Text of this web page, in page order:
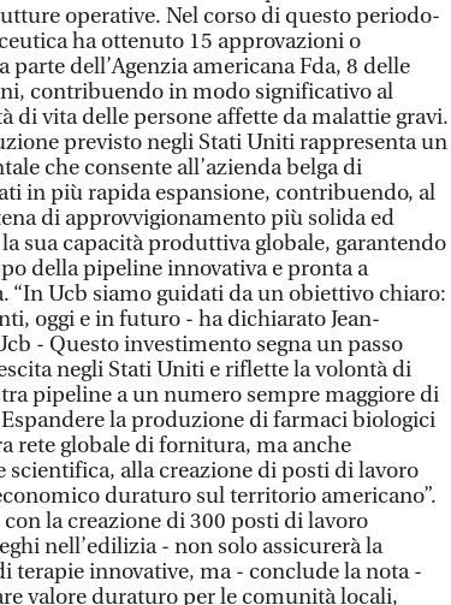
operative. Nel corso di questo periodo-
ha ottenuto 15 approvazioni o
dell’Agenzia americana Fda, 8 delle
contribuendo in modo significativo al
di vita delle persone affette da malattie gravi.
previsto negli Stati Uniti rappresenta un
che consente all’azienda belga di
in più rapida espansione, contribuendo, al
di approvvigionamento più solida ed
sua capacità produttiva globale, garantendo
della pipeline innovativa e pronta a
“In Ucb siamo guidati da un obiettivo chiaro:
oggi e in futuro - ha dichiarato Jean-
- Questo investimento segna un passo
negli Stati Uniti e riflette la volontà di
pipeline a un numero sempre maggiore di
la produzione di farmaci biologici
rete globale di fornitura, ma anche
scientifica, alla creazione di posti di lavoro
duraturo sul territorio americano”.
la creazione di 300 posti di lavoro
nell’edilizia - non solo assicurerà la
terapie innovative, ma - conclude la nota -
valore duraturo per le comunità locali,